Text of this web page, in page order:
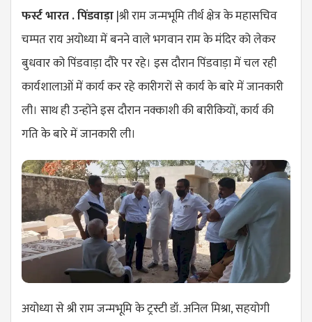
फर्स्ट भारत . पिंडवाड़ा|श्री राम जन्मभूमि तीर्थ क्षेत्र के महासचिव
चम्पत राय अयोध्या में बनने वाले भगवान राम के मंदिर को लेकर
बुधवार को पिंडवाड़ा दौरे पर रहे। इस दौरान पिंडवाड़ा में चल रही
कार्यशालाओं में कार्य कर रहे कारीगरों से कार्य के बारे में जानकारी
ली। साथ ही उन्होंने इस दौरान नक्काशी की बारीकियों, कार्य की
गति के बारे में जानकारी ली।
अयोध्या से श्री राम जन्मभूमि के ट्रस्टी डॉ. अनिल मिश्रा, सहयोगी